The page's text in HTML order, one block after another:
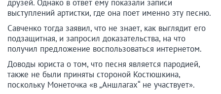
друзей. Однако в ответ ему показали записи
выступлений артистки, где она поет именно эту песню.
Савченко тогда заявил, что не знает, как выглядит его
подзащитная, и запросил доказательства, на что
получил предложение воспользоваться интернетом.
Доводы юриста о том, что песня является пародией,
также не были приняты стороной Костюшкина,
поскольку Монеточка «в „Аншлагах“ не участвует».